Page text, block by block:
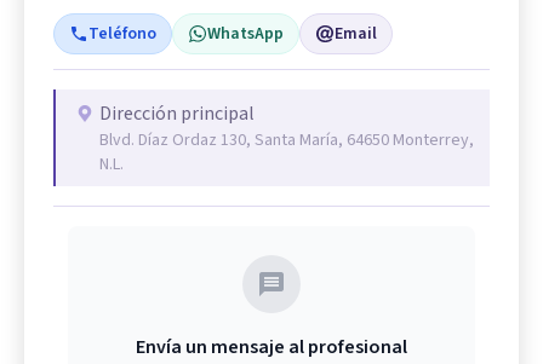
Teléfono WhatsApp Email
Dirección principal
Blvd. Díaz Ordaz 130, Santa María, 64650 Monterrey,
N.L.
Envía un mensaje al profesional